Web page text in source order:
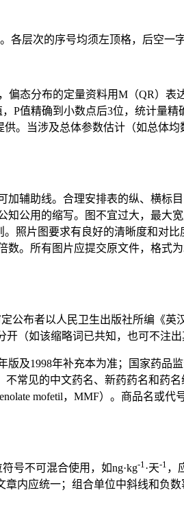
层次的序号均须左顶格，后空一字
态分布的定量资料用M（QR）表
P值精确到小数点后3位，统计量精
。当涉及总体参数估计（如总体均
辅助线。合理安排表的纵、横标
公用的缩写。图不宜过大，最大
照片图要求有良好的清晰度和对
。所有图片应提交原文件，格式
公布者以人民卫生出版社所编《英
（如该缩略词已共知，也可不注出
及1998年补充本为准；国家药品
常见的中文药名、新药药名和药
mofetil，MMF）。商品名或代
号不可混合使用，如ng·kg-1·天-1 ，
章内应统一；组合单位中斜线和负